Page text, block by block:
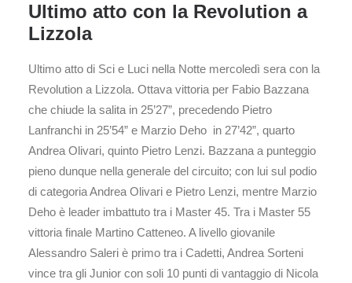
Ultimo atto con la Revolution a
Lizzola
Ultimo atto di Sci e Luci nella Notte mercoledì sera con la
Revolution a Lizzola. Ottava vittoria per Fabio Bazzana
che chiude la salita in 25’27”, precedendo Pietro
Lanfranchi in 25’54” e Marzio Deho in 27’42”, quarto
Andrea Olivari, quinto Pietro Lenzi. Bazzana a punteggio
pieno dunque nella generale del circuito; con lui sul podio
di categoria Andrea Olivari e Pietro Lenzi, mentre Marzio
Deho è leader imbattuto tra i Master 45. Tra i Master 55
vittoria finale Martino Catteneo. A livello giovanile
Alessandro Saleri è primo tra i Cadetti, Andrea Sorteni
vince tra gli Junior con soli 10 punti di vantaggio di Nicola